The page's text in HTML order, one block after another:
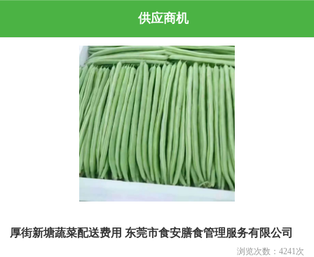
供应商机
厚街新塘蔬菜配送费用 东莞市食安膳食管理服务有限公司
浏览次数： 4241 次